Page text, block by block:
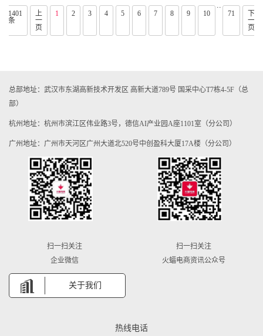
1401
条
上
一
页
1 2 3 4 5 6 7 8 9 10
..
71
下
一
页
总部地址：武汉市东湖高新技术开发区 高新大道789号 国采中心T7栋4-5F（总
部）
杭州地址：杭州市滨江区伟业路3号，德信AI产业园A座1101室（分公司）
广州地址：广州市天河区广州大道北520号中创盈科大厦17A楼（分公司）
扫一扫关注
企业微信
扫一扫关注
火蝠电商资讯公众号
关于我们
热线电话